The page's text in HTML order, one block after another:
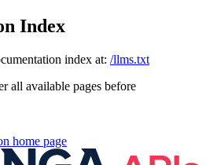
Index
index at: /llms.txt
all available pages before
home page